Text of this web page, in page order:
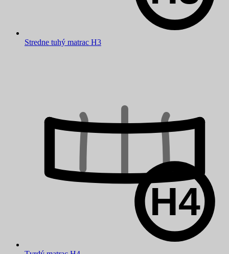
Stredne tuhý matrac H3